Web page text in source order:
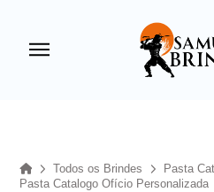
HomeTodos os Brindes
Pasta
Pasta Catalogo Ofício Personalizada